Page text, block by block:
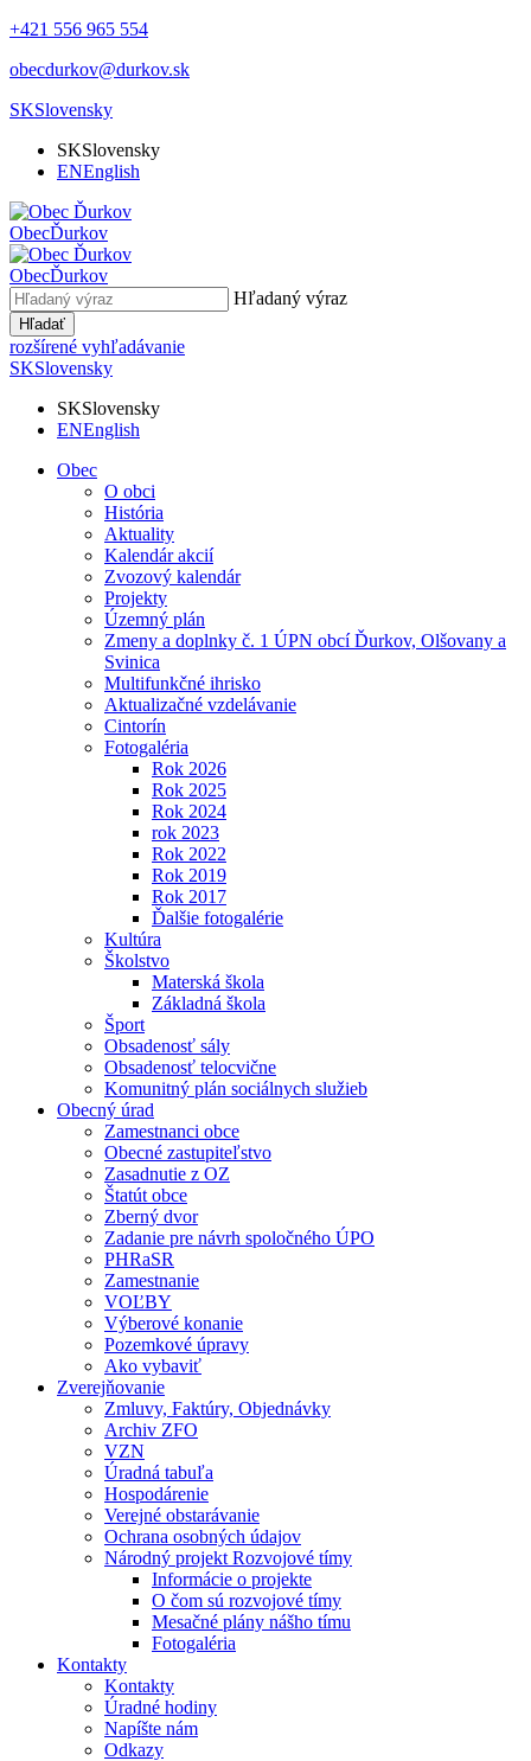
+421 556 965 554
obecdurkov@durkov.sk
SKSlovensky
SKSlovensky
ENEnglish
ObecĎurkov
ObecĎurkov
Hľadaný výraz
Hľadať
rozšírené vyhľadávanie
SKSlovensky
SKSlovensky
ENEnglish
Obec
O obci
História
Aktuality
Kalendár akcií
Zvozový kalendár
Projekty
Územný plán
Zmeny a doplnky č. 1 ÚPN obcí Ďurkov, Olšovany a
Svinica
Multifunkčné ihrisko
Aktualizačné vzdelávanie
Cintorín
Fotogaléria
Rok 2026
Rok 2025
Rok 2024
rok 2023
Rok 2022
Rok 2019
Rok 2017
Ďalšie fotogalérie
Kultúra
Školstvo
Materská škola
Základná škola
Šport
Obsadenosť sály
Obsadenosť telocvične
Komunitný plán sociálnych služieb
Obecný úrad
Zamestnanci obce
Obecné zastupiteľstvo
Zasadnutie z OZ
Štatút obce
Zberný dvor
Zadanie pre návrh spoločného ÚPO
PHRaSR
Zamestnanie
VOĽBY
Výberové konanie
Pozemkové úpravy
Ako vybaviť
Zverejňovanie
Zmluvy, Faktúry, Objednávky
Archiv ZFO
VZN
Úradná tabuľa
Hospodárenie
Verejné obstarávanie
Ochrana osobných údajov
Národný projekt Rozvojové tímy
Informácie o projekte
O čom sú rozvojové tímy
Mesačné plány nášho tímu
Fotogaléria
Kontakty
Kontakty
Úradné hodiny
Napíšte nám
Odkazy